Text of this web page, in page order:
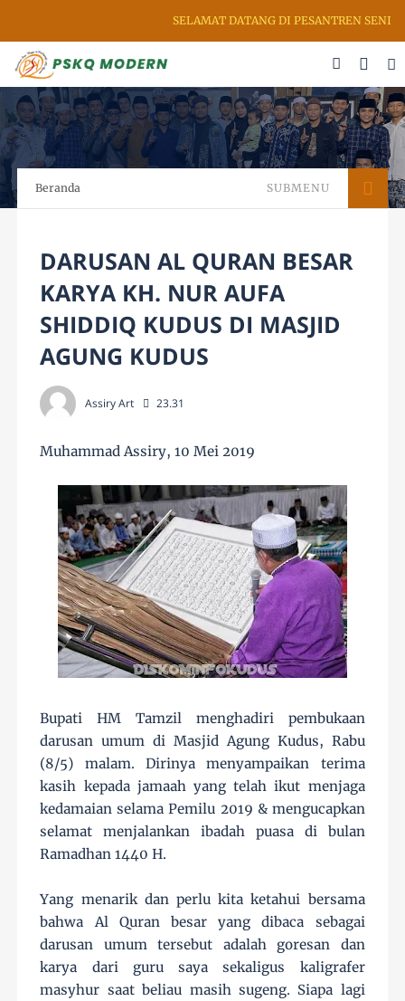
SELAMAT DATANG DI PESANTREN SENI
Beranda SUBMENU
DARUSAN AL QURAN BESAR
KARYA KH. NUR AUFA
SHIDDIQ KUDUS DI MASJID
AGUNG KUDUS
Assiry Art 23.31
Muhammad Assiry, 10 Mei 2019
Bupati HM Tamzil menghadiri pembukaan
darusan umum di Masjid Agung Kudus, Rabu
(8/5) malam. Dirinya menyampaikan terima
kasih kepada jamaah yang telah ikut menjaga
kedamaian selama Pemilu 2019 & mengucapkan
selamat menjalankan ibadah puasa di bulan
Ramadhan 1440 H.
Yang menarik dan perlu kita ketahui bersama
bahwa Al Quran besar yang dibaca sebagai
darusan umum tersebut adalah goresan dan
karya dari guru saya sekaligus kaligrafer
masyhur saat beliau masih sugeng. Siapa lagi